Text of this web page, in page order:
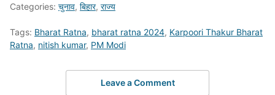
Categories: चुनाव, बिहार, राज्य
Tags: Bharat Ratna, bharat ratna 2024, Karpoori Thakur Bharat
Ratna, nitish kumar, PM Modi
Leave a Comment